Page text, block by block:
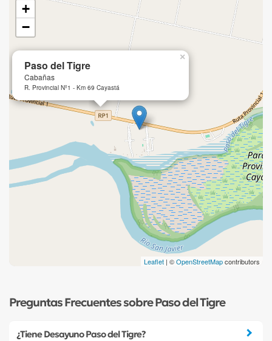
Paso del Tigre
Cabañas
R. Provincial Nº1 - Km 69 Cayastá
×
+
−
Leaflet | ©OpenStreetMapcontributors
Preguntas Frecuentes sobre Paso del Tigre
¿Tiene Desayuno Paso del Tigre?